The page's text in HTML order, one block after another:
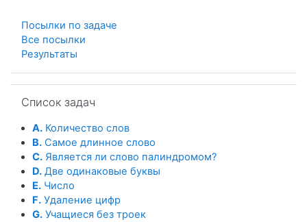
Посылки по задаче
Все посылки
Результаты
Список задач
A. Количество слов
B. Самое длинное слово
C. Является ли слово палиндромом?
D. Две одинаковые буквы
E. Число
F. Удаление цифр
G. Учащиеся без троек